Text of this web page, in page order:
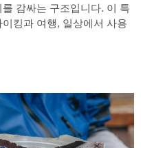
감싸는 구조입니다. 이 특
킹과 여행, 일상에서 사용